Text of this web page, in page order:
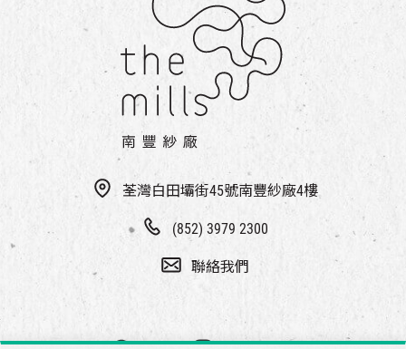
荃灣白田壩街45號南豐紗廠4樓
(852) 3979 2300
聯絡我們